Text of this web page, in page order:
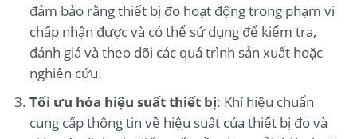
đảm bảo rằng thiết bị đo hoạt động trong phạm vi
chấp nhận được và có thể sử dụng để kiểm tra,
đánh giá và theo dõi các quá trình sản xuất hoặc
nghiên cứu.
Tối ưu hóa hiệu suất thiết bị: Khí hiệu chuẩn
cung cấp thông tin về hiệu suất của thiết bị đo và